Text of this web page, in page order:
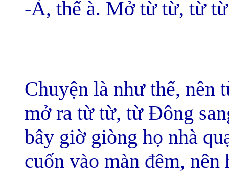
-À, thế à. Mở từ từ, từ
Chuyện là như thế, nên
mở ra từ từ, từ Đông
bây giờ giòng họ nhà
cuốn vào màn đêm,